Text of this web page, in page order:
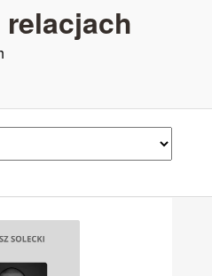
relacjach